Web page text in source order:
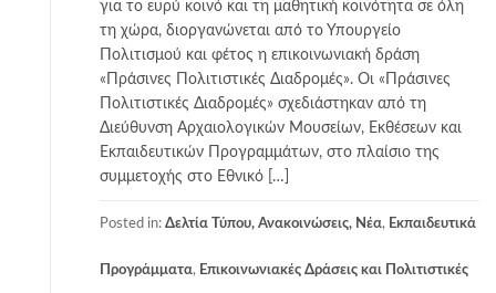
για το ευρύ κοινό και τη μαθητική κοινότητα σε όλη
τη χώρα, διοργανώνεται από το Υπουργείο
Πολιτισμού και φέτος η επικοινωνιακή δράση
«Πράσινες Πολιτιστικές Διαδρομές». Οι «Πράσινες
Πολιτιστικές Διαδρομές» σχεδιάστηκαν από τη
Διεύθυνση Αρχαιολογικών Μουσείων, Εκθέσεων και
Εκπαιδευτικών Προγραμμάτων, στο πλαίσιο της
συμμετοχής στο Εθνικό […]
Posted in: Δελτία Τύπου, Ανακοινώσεις, Νέα, Εκπαιδευτικά
Προγράμματα, Επικοινωνιακές Δράσεις και Πολιτιστικές